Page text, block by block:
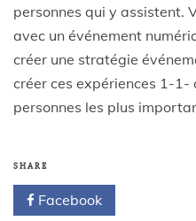
personnes qui y assistent.
avec un événement
créer une stratégie
créer ces expériences 1-1-
personnes les plus
SHARE
Facebook